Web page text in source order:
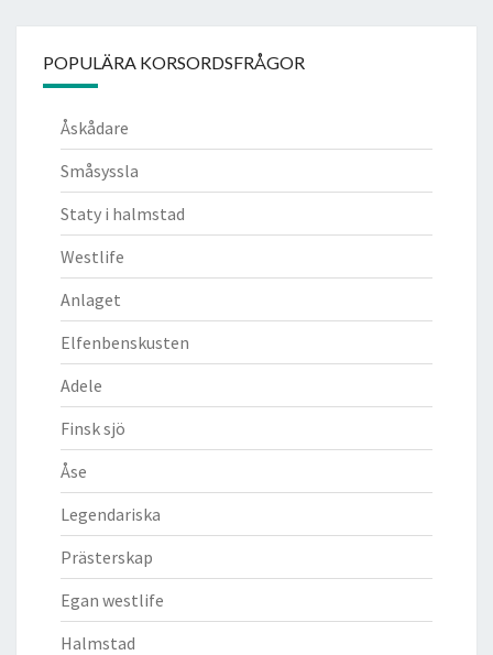
POPULÄRA KORSORDSFRÅGOR
Åskådare
Småsyssla
Staty i halmstad
Westlife
Anlaget
Elfenbenskusten
Adele
Finsk sjö
Åse
Legendariska
Prästerskap
Egan westlife
Halmstad